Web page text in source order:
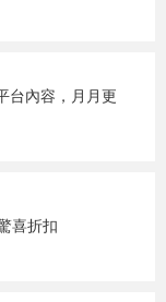
台內容，月月更
喜折扣